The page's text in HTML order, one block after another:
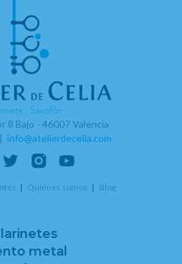
8 Bajo - 46007 Valencia
info@atelierdecelia.com
Quiénes somos Blog
metal